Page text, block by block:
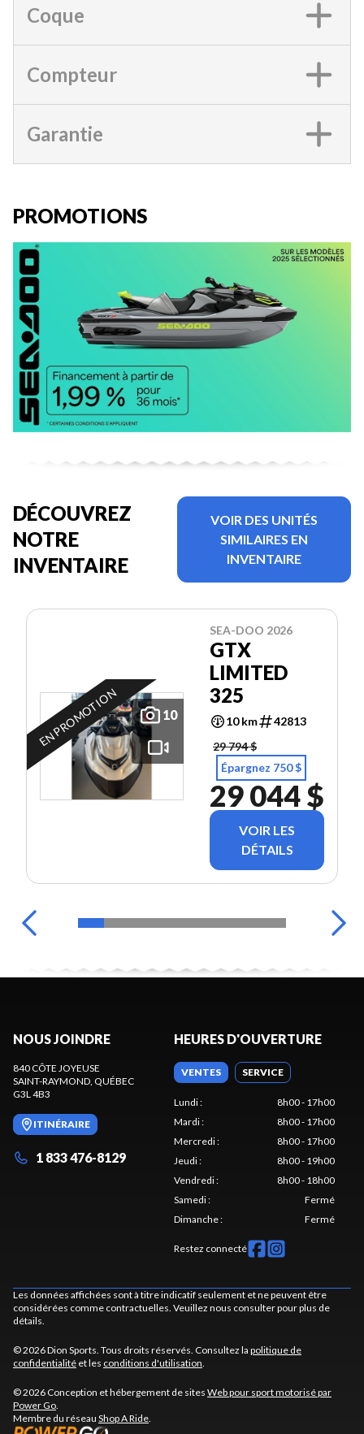
Coque
Compteur
Garantie
PROMOTIONS
DÉCOUVREZ
NOTRE
INVENTAIRE
VOIR DES UNITÉS
SIMILAIRES EN
INVENTAIRE
10
EN PROMOTION
SEA-DOO 2026
GTX
LIMITED
325
10 km
42813
29 794 $
Épargnez 750 $
29 044 $
VOIR LES
DÉTAILS
NOUS JOINDRE
840 CÔTE JOYEUSE
SAINT-RAYMOND , QUÉBEC
G3L 4B3
ITINÉRAIRE
1 833 476-8129
HEURES D'OUVERTURE
VENTES SERVICE
Lundi:
8h00 - 17h00
Mardi:
8h00 - 17h00
Mercredi:
8h00 - 17h00
Jeudi:
8h00 - 19h00
Vendredi:
8h00 - 18h00
Samedi:
Fermé
Dimanche: Fermé
Restez connecté
Les données affichées sont à titre indicatif seulement et ne peuvent être
considérées comme contractuelles. Veuillez nous consulter pour plus de
détails.
© 2026 Dion Sports. Tous droits réservés. Consultez la politique de
confidentialité et les conditions d'utilisation
© 2026 Conception et hébergement de sites Web pour sport motorisé par
Power Go
Membre du réseau Shop A Ride